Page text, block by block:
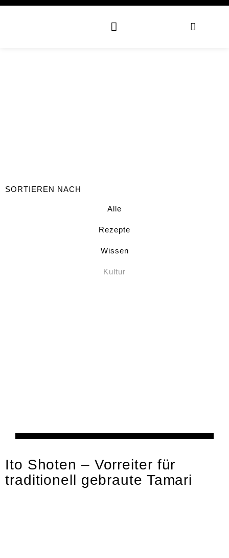
SORTIEREN NACH
Alle
Rezepte
Wissen
Kultur
Ito Shoten – Vorreiter für
traditionell gebraute Tamari